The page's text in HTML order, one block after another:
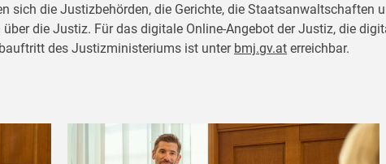
sich die Justizbehörden, die Gerichte, die Staatsanwaltschaften
die Justiz. Für das digitale Online-Angebot der Justiz, die
des Justizministeriums ist unter bmj.gv.at erreichbar.